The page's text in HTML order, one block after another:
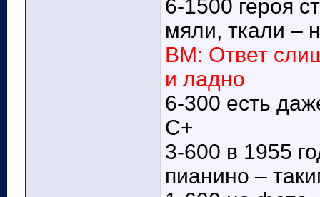
6-1500 героя
мяли, ткали –
ВМ: Ответ
и ладно
6-300 есть
С+
3-600 в 1955
пианино –